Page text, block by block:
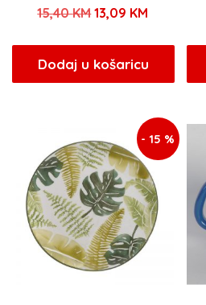
15,40KMIzvorna
bila
je:
13,09 KM
je:
13,09 KM.
Dodaj u košaricu
- 15 %